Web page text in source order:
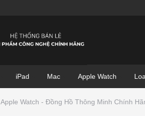
iPad Mac Apple Watch
Apple Watch - Đồng Hồ Thông Minh Chính